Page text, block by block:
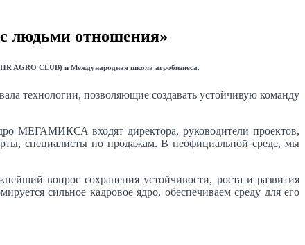
людьми отношения»
AGRO CLUB) и Международная школа агробизнеса.
технологии, позволяющие создавать устойчивую команду
МЕГАМИКСА входят директора, руководители проектов,
специалисты по продажам. В неофициальной среде, мы
вопрос сохранения устойчивости, роста и развития
сильное кадровое ядро, обеспечиваем среду для его